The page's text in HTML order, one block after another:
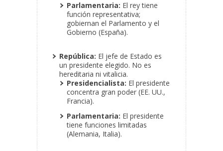
Parlamentaria: El rey tiene
función representativa;
gobiernan el Parlamento y el
Gobierno (España).
República: El jefe de Estado es
un presidente elegido. No es
hereditaria ni vitalicia.
Presidencialista: El presidente
concentra gran poder (EE. UU.,
Francia).
Parlamentaria: El presidente
tiene funciones limitadas
(Alemania, Italia).